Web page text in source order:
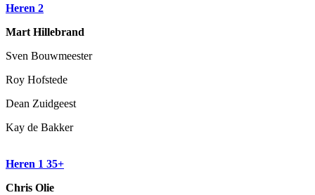
Heren 2
Mart Hillebrand
Sven Bouwmeester
Roy Hofstede
Dean Zuidgeest
Kay de Bakker
Heren 1 35+
Chris Olie